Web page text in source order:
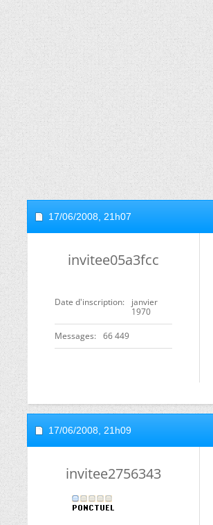
17/06/2008, 21h07
invitee05a3fcc
Date d'inscription
janvier
1970
Messages 66 449
17/06/2008, 21h09
invitee2756343